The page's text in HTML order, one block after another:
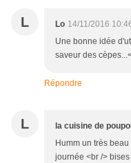
L Lo 14/11/2016
Une bonne idée
saveur des
Répondre
L la cuisine de
Humm un très
journée <br /> bises